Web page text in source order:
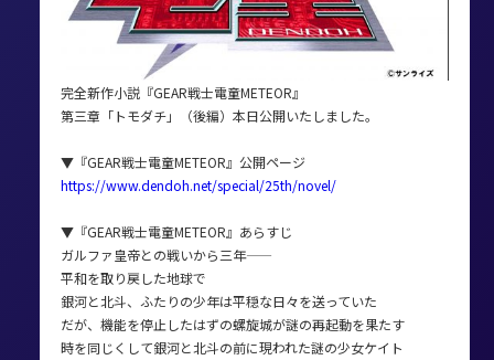
完全新作小説『GEAR戦士電童METEOR』
第三章「トモダチ」（後編）本日公開いたしました。
▼『GEAR戦士電童METEOR』公開ページ
https://www.dendoh.net/special/25th/novel/
▼『GEAR戦士電童METEOR』あらすじ
ガルファ皇帝との戦いから三年――
平和を取り戻した地球で
銀河と北斗、ふたりの少年は平穏な日々を送っていた
だが、機能を停止したはずの螺旋城が謎の再起動を果たす
時を同じくして銀河と北斗の前に現われた謎の少女ケイト